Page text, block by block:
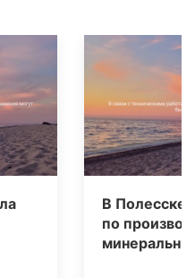
В Полесске
по